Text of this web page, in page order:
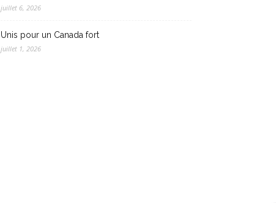
juillet 6, 2026
Unis pour un Canada fort
juillet 1, 2026